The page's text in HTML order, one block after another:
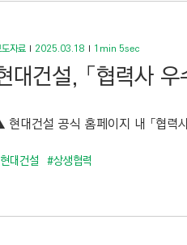
자료 2025.03.18 1min 5sec
대건설, 「협력사
대건설 공식 홈페이지 내 「협력
대건설 #상생협력